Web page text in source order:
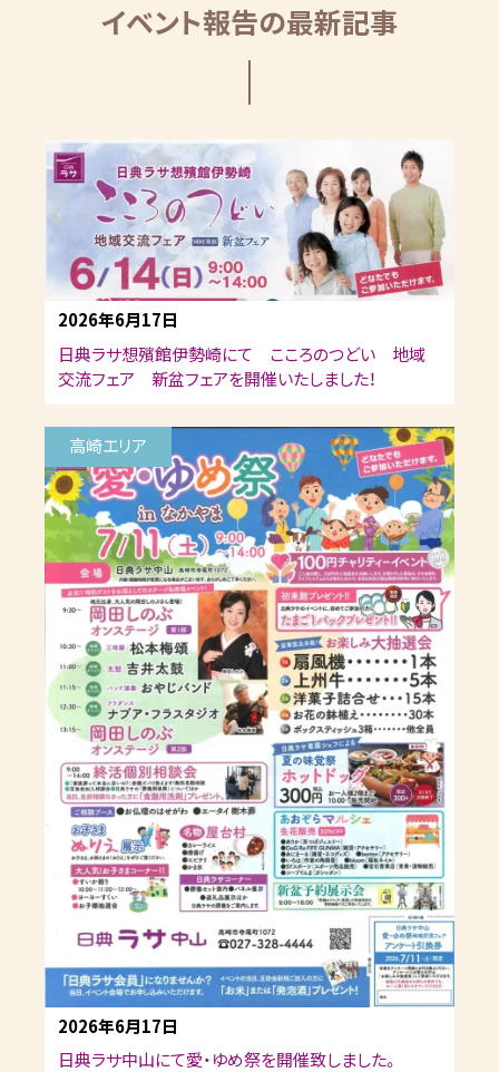
イベント報告の最新記事
2026年6月17日
日典ラサ想殯館伊勢崎にて こころのつどい 地域
交流フェア 新盆フェアを開催いたしました！
2026年6月17日
日典ラサ中山にて愛・ゆめ祭を開催致しました。
高崎エリア